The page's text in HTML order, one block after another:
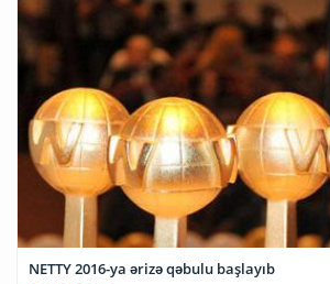
NETTY 2016-ya ərizə qəbulu başlayıb